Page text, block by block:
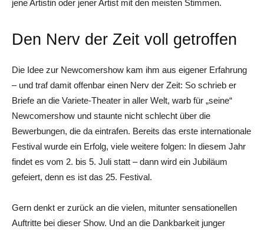
jene Artistin oder jener Artist mit den meisten Stimmen.
Den Nerv der Zeit voll getroffen
Die Idee zur Newcomershow kam ihm aus eigener Erfahrung
– und traf damit offenbar einen Nerv der Zeit: So schrieb er
Briefe an die Variete-Theater in aller Welt, warb für „seine“
Newcomershow und staunte nicht schlecht über die
Bewerbungen, die da eintrafen. Bereits das erste internationale
Festival wurde ein Erfolg, viele weitere folgen: In diesem Jahr
findet es vom 2. bis 5. Juli statt – dann wird ein Jubiläum
gefeiert, denn es ist das 25. Festival.
Gern denkt er zurück an die vielen, mitunter sensationellen
Auftritte bei dieser Show. Und an die Dankbarkeit junger